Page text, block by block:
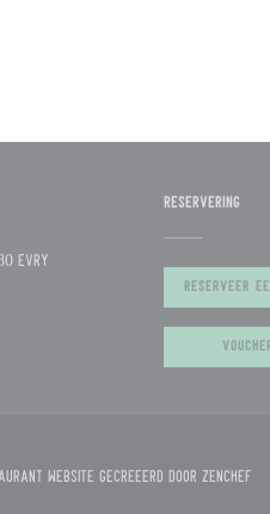
Evry
RESERVERING
RESERVEER
website gecreëerd door Zenchef